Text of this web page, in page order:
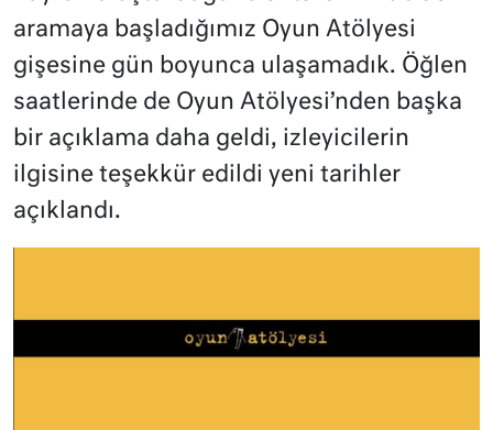
aramaya başladığımız Oyun Atölyesi
gişesine gün boyunca ulaşamadık. Öğlen
saatlerinde de Oyun Atölyesi’nden başka
bir açıklama daha geldi, izleyicilerin
ilgisine teşekkür edildi yeni tarihler
açıklandı.